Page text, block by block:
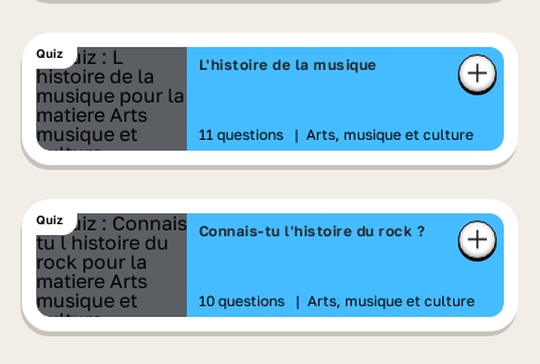
Quiz
L'histoire de la musique
11 questions | Arts, musique et culture
Quiz
Connais-tu l'histoire du rock ?
10 questions | Arts, musique et culture